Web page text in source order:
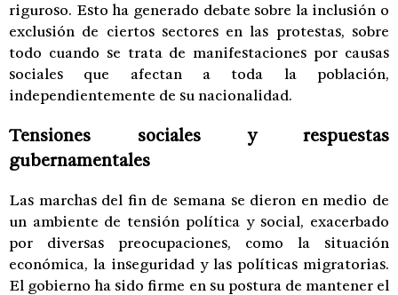
riguroso. Esto ha generado debate sobre la inclusión o
exclusión de ciertos sectores en las protestas, sobre
todo cuando se trata de manifestaciones por causas
sociales que afectan a toda la población,
independientemente de su nacionalidad.
Tensiones sociales y respuestas
gubernamentales
Las marchas del fin de semana se dieron en medio de
un ambiente de tensión política y social, exacerbado
por diversas preocupaciones, como la situación
económica, la inseguridad y las políticas migratorias.
El gobierno ha sido firme en su postura de mantener el